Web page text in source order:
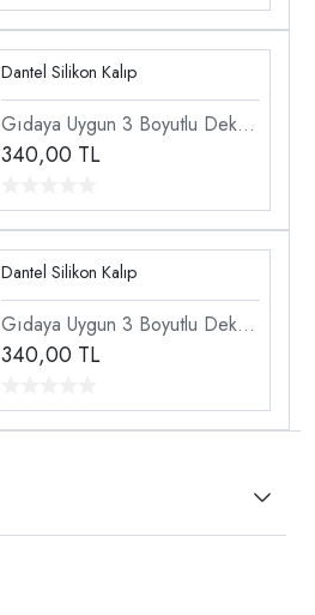
Dantel Silikon Kalıp
Gıdaya Uygun 3 Boyutlu Dekor
Doku Dantel Şekillendirici
340,00 TL
Dantel Silikon Kalıp
Gıdaya Uygun 3 Boyutlu Dekor
Doku Dantel Şekillendirici
340,00 TL